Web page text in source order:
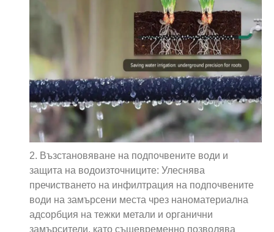
2. Възстановяване на подпочвените води и
защита на водоизточниците: Улеснява
пречистването на инфилтрация на подпочвените
води на замърсени места чрез наноматериална
адсорбция на тежки метали и органични
замърсители, като същевременно позволява